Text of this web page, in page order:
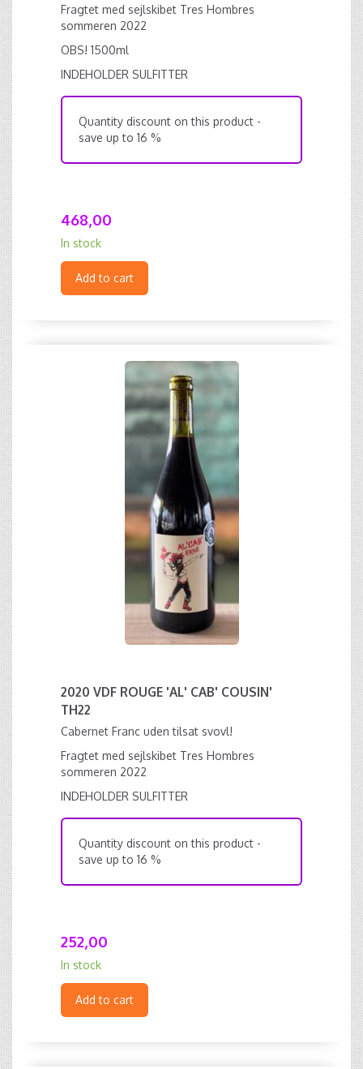
Fragtet med sejlskibet Tres Hombres
sommeren 2022
OBS! 1500ml
INDEHOLDER SULFITTER
Quantity discount on this product -
save up to 16 %
468,00
In stock
Add to cart
2020 VDF ROUGE 'AL' CAB' COUSIN'
TH22
Cabernet Franc uden tilsat svovl!
Fragtet med sejlskibet Tres Hombres
sommeren 2022
INDEHOLDER SULFITTER
Quantity discount on this product -
save up to 16 %
252,00
In stock
Add to cart